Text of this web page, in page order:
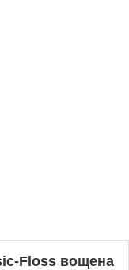
Floss вощена